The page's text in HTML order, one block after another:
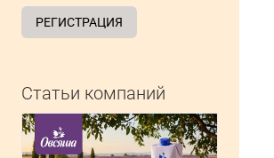
РЕГИСТРАЦИЯ
Статьи компаний